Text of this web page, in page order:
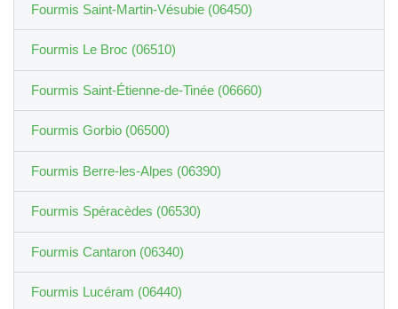
Fourmis Saint-Martin-Vésubie (06450)
Fourmis Le Broc (06510)
Fourmis Saint-Étienne-de-Tinée (06660)
Fourmis Gorbio (06500)
Fourmis Berre-les-Alpes (06390)
Fourmis Spéracèdes (06530)
Fourmis Cantaron (06340)
Fourmis Lucéram (06440)